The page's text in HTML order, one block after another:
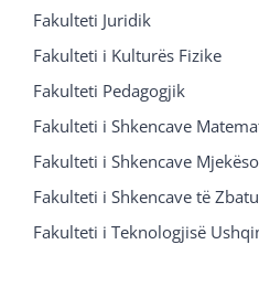
Fakulteti Juridik
Fakulteti i Kulturës Fizike
Fakulteti Pedagogjik
Fakulteti i Shkencave
Fakulteti i Shkencave
Fakulteti i Shkencave të
Fakulteti i Teknologjisë